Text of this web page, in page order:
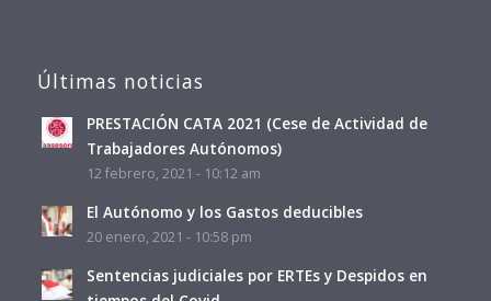
Últimas noticias
PRESTACIÓN CATA 2021 (Cese de Actividad de
Trabajadores Autónomos)
12 febrero, 2021 - 10:12 am
El Autónomo y los Gastos deducibles
20 enero, 2021 - 10:58 pm
Sentencias judiciales por ERTEs y Despidos en